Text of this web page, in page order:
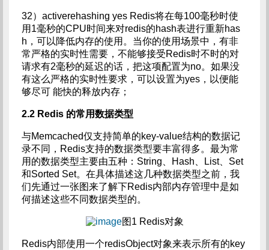
32）activerehashing yes Redis将在每100毫秒时使
用1毫秒的CPU时间来对redis的hash表进行重新has
h，可以降低内存的使用。当你的使用场景中，有非
常严格的实时性需要，不能够接受Redis时不时的对
请求有2毫秒的延迟的话，把这项配置为no。如果没
有这么严格的实时性要求，可以设置为yes，以便能
够尽可 能快的释放内存；
2.2 Redis 的常用数据类型
与Memcached仅支持简单的key-value结构的数据记
录不同，Redis支持的数据类型要丰富得多。最为常
用的数据类型主要由五种：String、Hash、List、Set
和Sorted Set。在具体描述这几种数据类型之前，我
们先通过一张图来了解下Redis内部内存管理中是如
何描述这些不同数据类型的。
图1 Redis对象
Redis内部使用一个redisObject对象来表示所有的key